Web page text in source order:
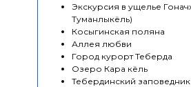
Экскурсия в ущелье
Туманлыкёль)
Косыгинская поляна
Аллея любви
Город курорт Теберда
Озеро Кара кёль
Тебердинский заповедник